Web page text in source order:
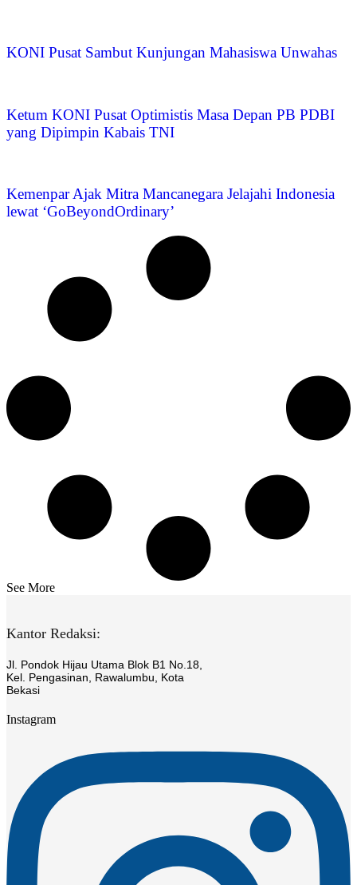
KONI Pusat Sambut Kunjungan Mahasiswa Unwahas
Ketum KONI Pusat Optimistis Masa Depan PB PDBI
yang Dipimpin Kabais TNI
Kemenpar Ajak Mitra Mancanegara Jelajahi Indonesia
lewat ‘GoBeyondOrdinary’
See More
Kantor Redaksi:
Jl. Pondok Hijau Utama Blok B1 No.18,
Kel. Pengasinan, Rawalumbu, Kota
Bekasi
Instagram